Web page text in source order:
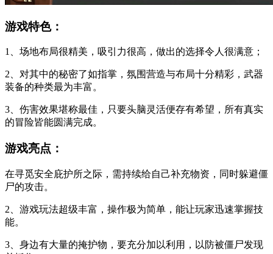
游戏特色：
1、场地布局很精美，吸引力很高，做出的选择令人很满意；
2、对其中的秘密了如指掌，氛围营造与布局十分精彩，武器
装备的种类最为丰富。
3、伤害效果堪称最佳，只要头脑灵活便存有希望，所有真实
的冒险皆能圆满完成。
游戏亮点：
在寻觅安全庇护所之际，需持续给自己补充物资，同时躲避僵
尸的攻击。
2、游戏玩法超级丰富，操作极为简单，能让玩家迅速掌握技
能。
3、身边有大量的掩护物，要充分加以利用，以防被僵尸发现